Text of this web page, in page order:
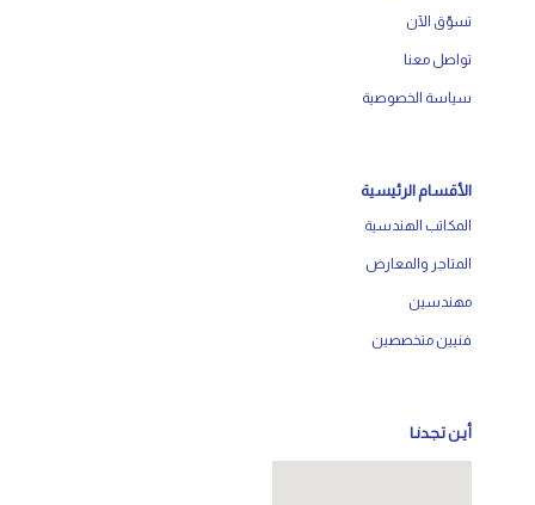
تسوّق الآن
تواصل معنا
سياسة الخصوصية
الأقسام الرئيسية
المكاتب الهندسية
المتاجر والمعارض
مهندسين
فنيين متخصصين
أيـن تـجـدنـا